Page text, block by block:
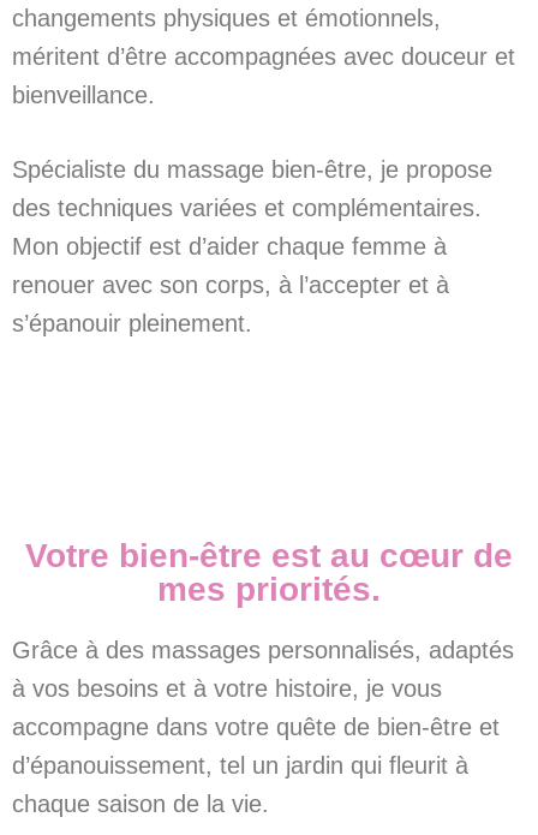
changements physiques et émotionnels,
méritent d’être accompagnées avec douceur et
bienveillance.
Spécialiste du massage bien-être, je propose
des techniques variées et complémentaires.
Mon objectif est d’aider chaque femme à
renouer avec son corps, à l’accepter et à
s’épanouir pleinement.
Votre bien-être est au cœur de
mes priorités.
Grâce à des massages personnalisés, adaptés
à vos besoins et à votre histoire, je vous
accompagne dans votre quête de bien-être et
d’épanouissement, tel un jardin qui fleurit à
chaque saison de la vie.